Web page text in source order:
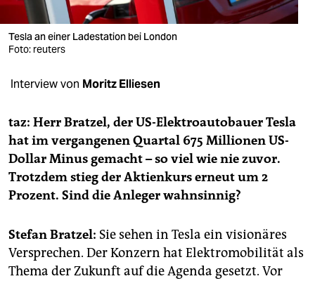
verlag
veranstaltungen
fragen & hilfe
unterstützen
abo
genossenschaft
epaper login
Tesla an einer Ladestation bei London
Foto: reuters
Interview von Moritz Elliesen
taz: Herr Bratzel, der US-Elektro­autobauer Tesla
hat im vergangenen Quartal 675 Millio­nen US-
Dollar Minus gemacht – so viel wie nie zuvor.
Trotzdem stieg der Aktienkurs erneut um 2
Prozent. Sind die Anleger wahnsinnig?
Stefan Bratzel: Sie sehen in Tesla ein visionäres
Versprechen. Der Konzern hat Elektromobilität als
Thema der Zukunft auf die Agenda gesetzt. Vor